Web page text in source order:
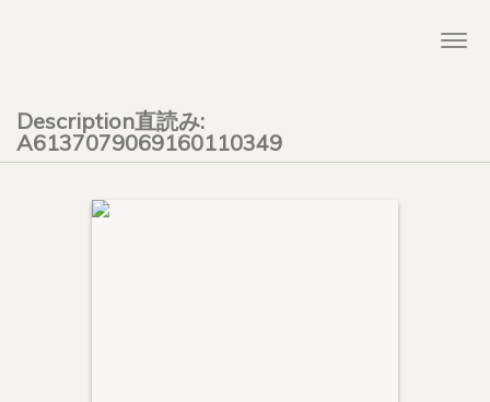
Description直読み:
A6137079069160110349